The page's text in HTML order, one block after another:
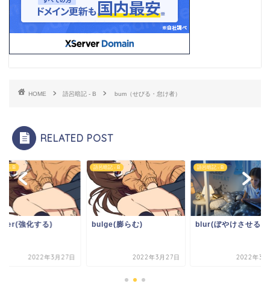
HOME 語呂暗記 - B bum（せびる・怠け者）
RELATED POST
記 - B
強化する)
2022年3月27日
語呂暗記 - B
bulge(膨らむ)
2022年3月27日
語呂暗記 - B
blur(ぼやけさせる)
2022年3